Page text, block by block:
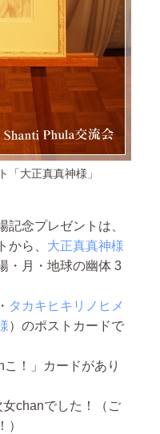
「大正真真神様」
記念プレゼントは、
から、 大正真真神様
・月・地球の幽体 3
・ タカキヒキリノヒメ
）のポストカードで
！」カードがあり
chanでした！（ご
）